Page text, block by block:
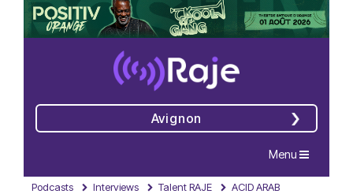
Avignon
Navigation
Menu
Podcasts Interviews Talent RAJE ACID ARAB